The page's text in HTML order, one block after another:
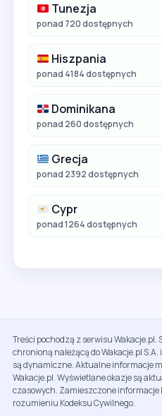
Tunezja
ponad 720 dostępnych
Hiszpania
ponad 4184 dostępnych
Dominikana
ponad 260 dostępnych
Grecja
ponad 2392 dostępnych
Cypr
ponad 1264 dostępnych
Treści pochodzą z serwisu
chronioną należącą do Wakacje.pl
są dynamiczne. Aktualne informacje
Wakacje.pl. Wyświetlane okazje są
czasowych. Zamieszczone informacje
rozumieniu Kodeksu Cywilnego.